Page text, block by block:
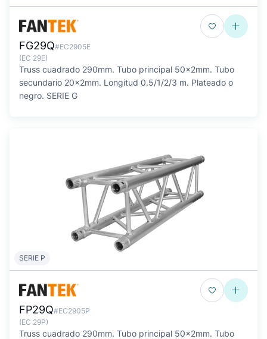
FG29Q#EC2905E
(EC 29E)
Truss cuadrado 290mm. Tubo principal 50x2mm. Tubo
secundario 20x2mm. Longitud 0.5/1/2/3 m. Plateado o
negro. SERIE G
SERIE P
FP29Q#EC2905P
(EC 29P)
Truss cuadrado 290mm. Tubo principal 50x2mm. Tubo